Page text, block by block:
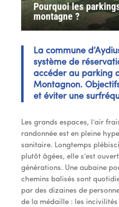
Pourquoi les
montagne ?
La commune
système de
accéder au parking
Montagnon.
et éviter une
Les grands espaces, l’air
randonnée est en pleine
sanitaire. Longtemps
plutôt âgées, elle s’est
générations. Une aubaine
chemins balisés sont
par des dizaines de
de la médaille : les